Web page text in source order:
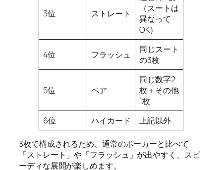
3位 ストレート
（スートは
異なって
OK）
4位 フラッシュ
同じスート
の3枚
5位 ペア
同じ数字2
枚＋その他
1枚
6位
ハイカード 上記以外
3枚で構成されるため、通常のポーカーと比べて
「ストレート」や「フラッシュ」が出やすく、スピ
ーディな展開が楽しめます。